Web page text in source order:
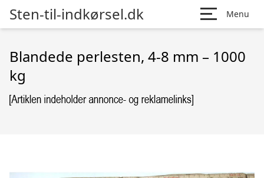
Sten-til-indkørsel.dk Menu
Blandede perlesten, 4-8 mm – 1000
kg